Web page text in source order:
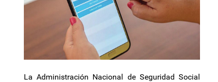
La Administración Nacional de Seguridad Social